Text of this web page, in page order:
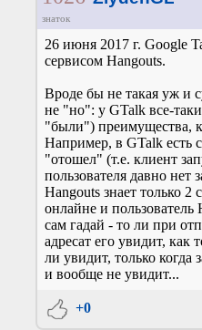
знаток
26 июня 2017 г. Google
сервисом Hangouts.
Вроде бы не такая уж и
не "но": у GTalk все-
"были") преимущества,
Например, в GTalk есть
"отошел" (т.е. клиент
пользователя давно нет
Hangouts знает только 2
онлайне и
сам гадай - то ли при
адресат его увидит, как
ли увидит, только когда
и вообще не увидит...
+0